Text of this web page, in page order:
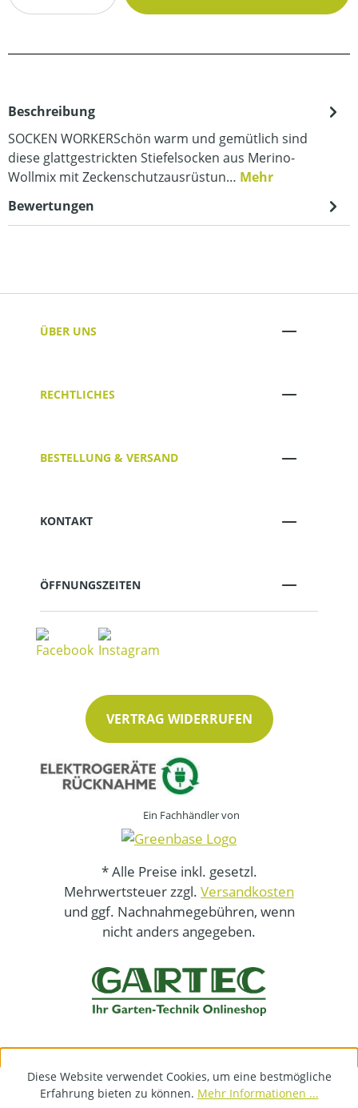
Beschreibung
SOCKEN WORKERSchön warm und gemütlich sind
diese glattgestrickten Stiefelsocken aus Merino-
Wollmix mit Zeckenschutzausrüstun… Mehr
Bewertungen
ÜBER UNS
RECHTLICHES
BESTELLUNG & VERSAND
KONTAKT
ÖFFNUNGSZEITEN
VERTRAG WIDERRUFEN
Ein Fachhändler von
* Alle Preise inkl. gesetzl.
Mehrwertsteuer zzgl. Versandkosten
und ggf. Nachnahmegebühren, wenn
nicht anders angegeben.
Diese Website verwendet Cookies, um eine bestmögliche
Erfahrung bieten zu können. Mehr Informationen ...